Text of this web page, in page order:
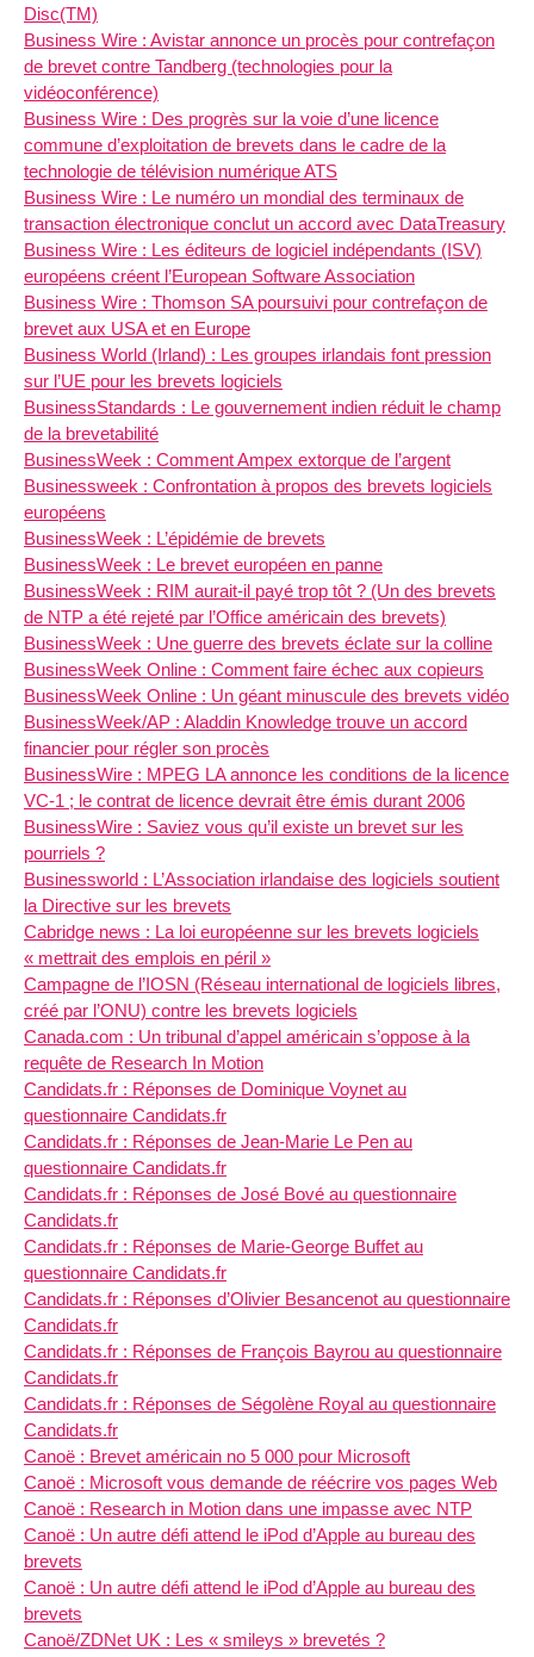
Disc(TM)
Business Wire : Avistar annonce un procès pour contrefaçon
de brevet contre Tandberg (technologies pour la
vidéoconférence)
Business Wire : Des progrès sur la voie d’une licence
commune d’exploitation de brevets dans le cadre de la
technologie de télévision numérique ATS
Business Wire : Le numéro un mondial des terminaux de
transaction électronique conclut un accord avec DataTreasury
Business Wire : Les éditeurs de logiciel indépendants (ISV)
européens créent l’European Software Association
Business Wire : Thomson SA poursuivi pour contrefaçon de
brevet aux USA et en Europe
Business World (Irland) : Les groupes irlandais font pression
sur l’UE pour les brevets logiciels
BusinessStandards : Le gouvernement indien réduit le champ
de la brevetabilité
BusinessWeek : Comment Ampex extorque de l’argent
Businessweek : Confrontation à propos des brevets logiciels
européens
BusinessWeek : L’épidémie de brevets
BusinessWeek : Le brevet européen en panne
BusinessWeek : RIM aurait-il payé trop tôt ? (Un des brevets
de NTP a été rejeté par l’Office américain des brevets)
BusinessWeek : Une guerre des brevets éclate sur la colline
BusinessWeek Online : Comment faire échec aux copieurs
BusinessWeek Online : Un géant minuscule des brevets vidéo
BusinessWeek/AP : Aladdin Knowledge trouve un accord
financier pour régler son procès
BusinessWire : MPEG LA annonce les conditions de la licence
VC-1 ; le contrat de licence devrait être émis durant 2006
BusinessWire : Saviez vous qu’il existe un brevet sur les
pourriels ?
Businessworld : L’Association irlandaise des logiciels soutient
la Directive sur les brevets
Cabridge news : La loi européenne sur les brevets logiciels
« mettrait des emplois en péril »
Campagne de l’IOSN (Réseau international de logiciels libres,
créé par l’ONU) contre les brevets logiciels
Canada.com : Un tribunal d’appel américain s’oppose à la
requête de Research In Motion
Candidats.fr : Réponses de Dominique Voynet au
questionnaire Candidats.fr
Candidats.fr : Réponses de Jean-Marie Le Pen au
questionnaire Candidats.fr
Candidats.fr : Réponses de José Bové au questionnaire
Candidats.fr
Candidats.fr : Réponses de Marie-George Buffet au
questionnaire Candidats.fr
Candidats.fr : Réponses d’Olivier Besancenot au questionnaire
Candidats.fr
Candidats.fr : Réponses de François Bayrou au questionnaire
Candidats.fr
Candidats.fr : Réponses de Ségolène Royal au questionnaire
Candidats.fr
Canoë : Brevet américain no 5 000 pour Microsoft
Canoë : Microsoft vous demande de réécrire vos pages Web
Canoë : Research in Motion dans une impasse avec NTP
Canoë : Un autre défi attend le iPod d’Apple au bureau des
brevets
Canoë : Un autre défi attend le iPod d’Apple au bureau des
brevets
Canoë/ZDNet UK : Les « smileys » brevetés ?